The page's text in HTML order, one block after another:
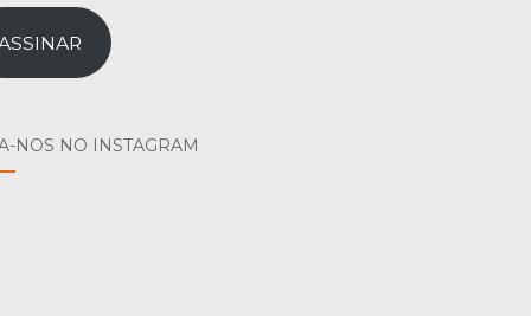
NOS NO INSTAGRAM